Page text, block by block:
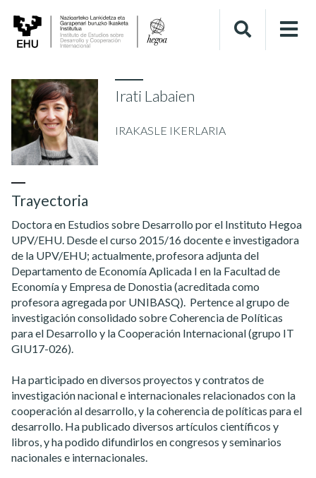
Irati Labaien
IRAKASLE IKERLARIA
Trayectoria
Doctora en Estudios sobre Desarrollo por el Instituto Hegoa
UPV/EHU. Desde el curso 2015/16 docente e investigadora
de la UPV/EHU; actualmente, profesora adjunta del
Departamento de Economía Aplicada I en la Facultad de
Economía y Empresa de Donostia (acreditada como
profesora agregada por UNIBASQ). Pertence al grupo de
investigación consolidado sobre Coherencia de Políticas
para el Desarrollo y la Cooperación Internacional (grupo IT
GIU17-026).
Ha participado en diversos proyectos y contratos de
investigación nacional e internacionales relacionados con la
cooperación al desarrollo, y la coherencia de políticas para el
desarrollo. Ha publicado diversos artículos científicos y
libros, y ha podido difundirlos en congresos y seminarios
nacionales e internacionales.